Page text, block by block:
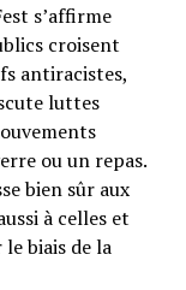
s’affirme
croisent
antiracistes,
luttes
ou un repas.
bien sûr aux
à celles et
biais de la